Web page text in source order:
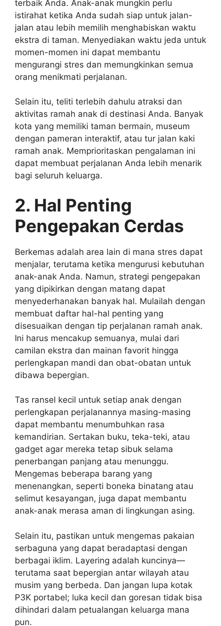
terbaik Anda. Anak-anak mungkin perlu
istirahat ketika Anda sudah siap untuk jalan-
jalan atau lebih memilih menghabiskan waktu
ekstra di taman. Menyediakan waktu jeda untuk
momen-momen ini dapat membantu
mengurangi stres dan memungkinkan semua
orang menikmati perjalanan.
Selain itu, teliti terlebih dahulu atraksi dan
aktivitas ramah anak di destinasi Anda. Banyak
kota yang memiliki taman bermain, museum
dengan pameran interaktif, atau tur jalan kaki
ramah anak. Memprioritaskan pengalaman ini
dapat membuat perjalanan Anda lebih menarik
bagi seluruh keluarga.
2. Hal Penting
Pengepakan Cerdas
Berkemas adalah area lain di mana stres dapat
menjalar, terutama ketika mengurusi kebutuhan
anak-anak Anda. Namun, strategi pengepakan
yang dipikirkan dengan matang dapat
menyederhanakan banyak hal. Mulailah dengan
membuat daftar hal-hal penting yang
disesuaikan dengan tip perjalanan ramah anak.
Ini harus mencakup semuanya, mulai dari
camilan ekstra dan mainan favorit hingga
perlengkapan mandi dan obat-obatan untuk
dibawa bepergian.
Tas ransel kecil untuk setiap anak dengan
perlengkapan perjalanannya masing-masing
dapat membantu menumbuhkan rasa
kemandirian. Sertakan buku, teka-teki, atau
gadget agar mereka tetap sibuk selama
penerbangan panjang atau menunggu.
Mengemas beberapa barang yang
menenangkan, seperti boneka binatang atau
selimut kesayangan, juga dapat membantu
anak-anak merasa aman di lingkungan asing.
Selain itu, pastikan untuk mengemas pakaian
serbaguna yang dapat beradaptasi dengan
berbagai iklim. Layering adalah kuncinya—
terutama saat bepergian antar wilayah atau
musim yang berbeda. Dan jangan lupa kotak
P3K portabel; luka kecil dan goresan tidak bisa
dihindari dalam petualangan keluarga mana
pun.